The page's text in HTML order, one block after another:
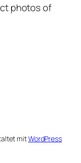
photos of
mitWordPress